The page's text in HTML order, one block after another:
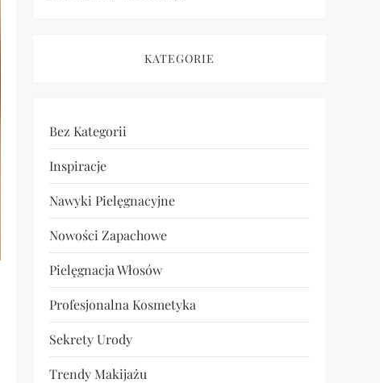
KATEGORIE
Bez Kategorii
Inspiracje
Nawyki Pielęgnacyjne
Nowości Zapachowe
Pielęgnacja Włosów
Profesjonalna Kosmetyka
Sekrety Urody
Trendy Makijażu